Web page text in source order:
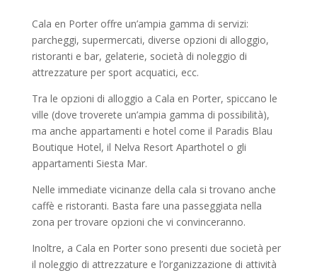
Cala en Porter offre un’ampia gamma di servizi:
parcheggi, supermercati, diverse opzioni di alloggio,
ristoranti e bar, gelaterie, società di noleggio di
attrezzature per sport acquatici, ecc.
Tra le opzioni di alloggio a Cala en Porter, spiccano le
ville (dove troverete un’ampia gamma di possibilità),
ma anche appartamenti e hotel come il Paradis Blau
Boutique Hotel, il Nelva Resort Aparthotel o gli
appartamenti Siesta Mar.
Nelle immediate vicinanze della cala si trovano anche
caffè e ristoranti. Basta fare una passeggiata nella
zona per trovare opzioni che vi convinceranno.
Inoltre, a Cala en Porter sono presenti due società per
il noleggio di attrezzature e l’organizzazione di attività